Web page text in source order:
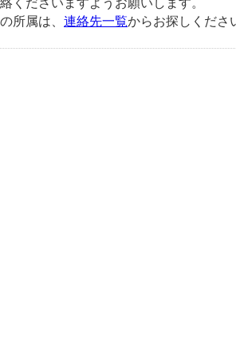
くださいますようお願いします。
所属は、 連絡先一覧からお探しくださ